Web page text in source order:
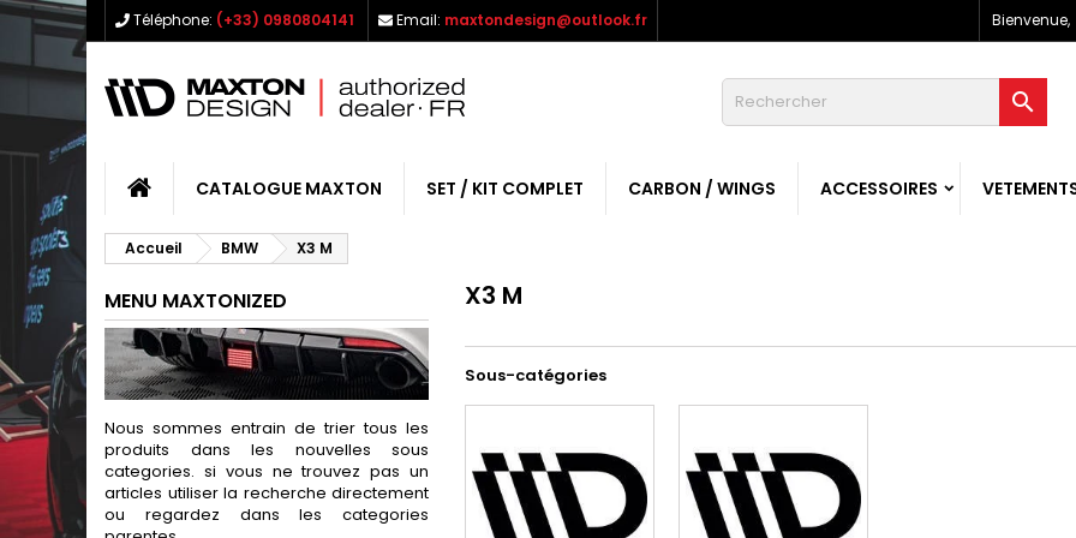
Téléphone: (+33) 0980804141 Email: maxtondesign@outlook.fr Bienvenue,

CATALOGUE MAXTON SET / KIT COMPLET CARBON / WINGS ACCESSOIRES
Accueil BMW X3 M
MENU MAXTONIZED
Nous sommes entrain de trier tous les
produits dans les nouvelles sous
categories. si vous ne trouvez pas un
articles utiliser la recherche directement
ou regardez dans les categories
X3 M
Sous-catégories